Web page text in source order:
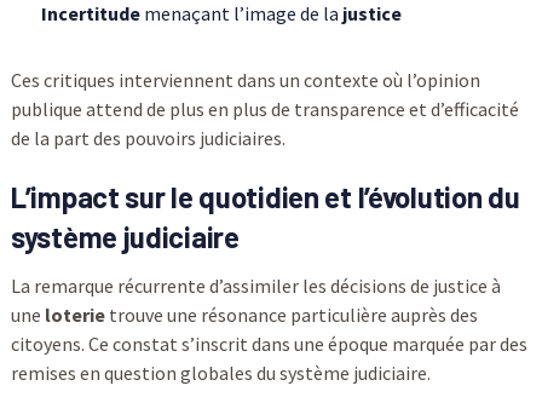
Incertitudemenaçant l’image de la justice
Ces critiques interviennent dans un contexte où l’opinion
publique attend de plus en plus de transparence et d’efficacité
de la part des pouvoirs judiciaires.
L’impact sur le quotidien et l’évolution du
système judiciaire
La remarque récurrente d’assimiler les décisions de justice à
une loterietrouve une résonance particulière auprès des
citoyens. Ce constat s’inscrit dans une époque marquée par des
remises en question globales du système judiciaire.